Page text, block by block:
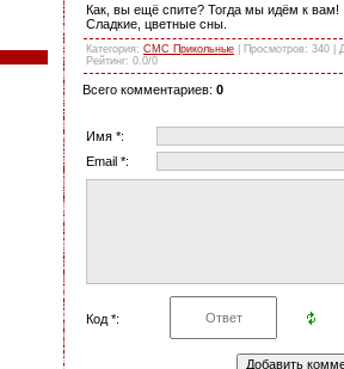
Как, вы ещё спите? Тогда мы идём к вам!
Сладкие, цветные сны.
Категория: СМС Прикольные Просмотров: 340 |
Рейтинг: 0.0/0
Всего комментариев: 0
Имя *:
Email *:
Код *: